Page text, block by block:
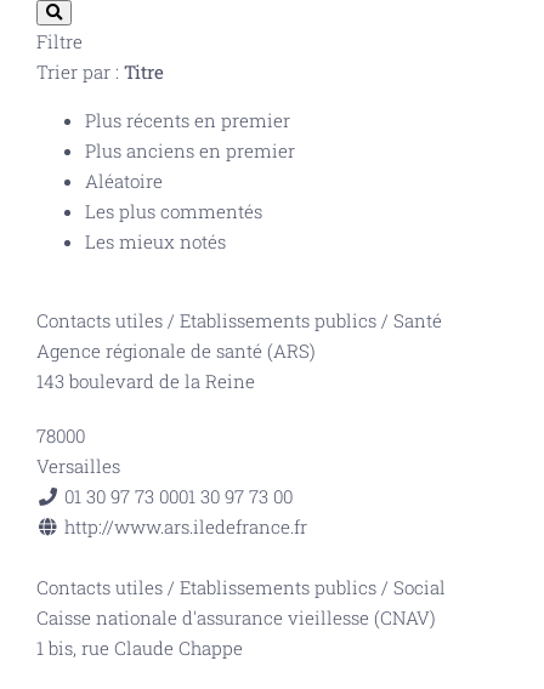
Filtre
Trier par : Titre
Plus récents en premier
Plus anciens en premier
Aléatoire
Les plus commentés
Les mieux notés
Contacts utiles / Etablissements publics / Santé
Agence régionale de santé (ARS)
143 boulevard de la Reine
78000
Versailles
01 30 97 73 0001 30 97 73 00
http://www.ars.iledefrance.fr
Contacts utiles / Etablissements publics / Social
Caisse nationale d'assurance vieillesse (CNAV)
1 bis, rue Claude Chappe